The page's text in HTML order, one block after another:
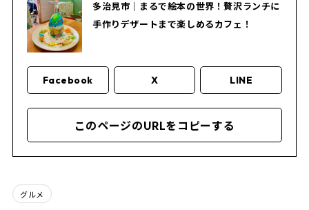
多治見市｜まるで絵本の世界！贅沢ランチに
手作りデザートまで楽しめるカフェ！
Facebook X LINE
このページのURLをコピーする
グルメ